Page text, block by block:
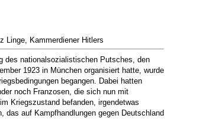
Linge, Kammerdiener Hitlers
des nationalsozialistischen Putsches, den
1923 in München organisiert hatte, wurde
begangen. Dabei hatten
noch Franzosen, die sich nun mit
Kriegszustand befanden, irgendetwas
das auf Kampfhandlungen gegen Deutschland